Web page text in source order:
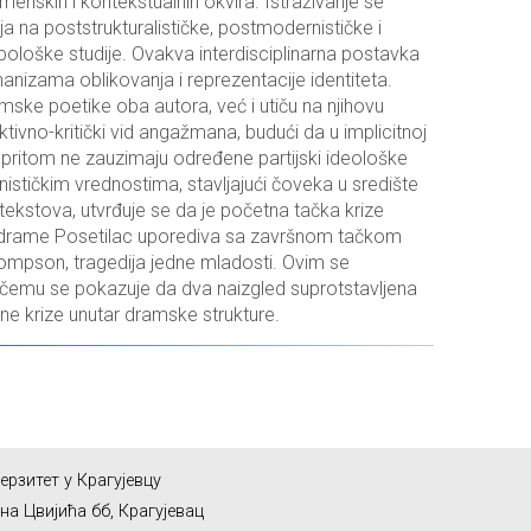
na poststrukturalističke, postmodernističke i
studije. Ovakva interdisciplinarna postavka
oblikovanja i reprezentacije identiteta.
poetike oba autora, već i utiču na njihovu
kritički vid angažmana, budući da u implicitnoj
ne zauzimaju određene partijski ideološke
vrednostima, stavljajući čoveka u središte
utvrđuje se da je početna tačka krize
Posetilac uporediva sa završnom tačkom
tragedija jedne mladosti. Ovim se
se pokazuje da dva naizgled suprotstavljena
krize unutar dramske strukture.
у Крагујевцу
Цвијића бб, Крагујевац